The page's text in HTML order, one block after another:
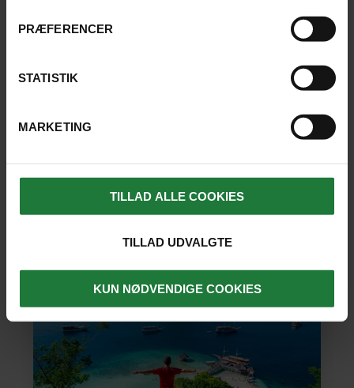
PRÆFERENCER
STATISTIK
MARKETING
TILLAD ALLE COOKIES
TILLAD UDVALGTE
KUN NØDVENDIGE COOKIES
390 kr.pr. person
350 kr. pr. barn u/ 12 år